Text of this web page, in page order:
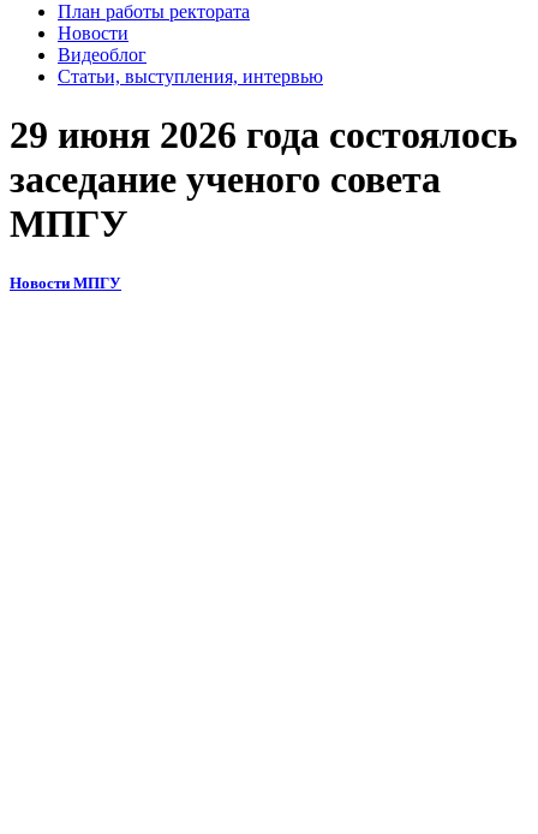
План работы ректората
Новости
Видеоблог
Статьи, выступления, интервью
29 июня 2026 года состоялось
заседание ученого совета
МПГУ
Новости МПГУ